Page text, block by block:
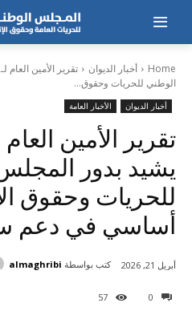
Home أخبار الديوان
تقرير الأمين العام
الوطني للحريات وحقوق...
أخبار الديوان الأخبار العامة
تقرير الأمين
يشيد بدور
للحريات وحقوق
أساسي في دعم
0
57
أبريل 21, 2026 كتب بواسطة almaghribi